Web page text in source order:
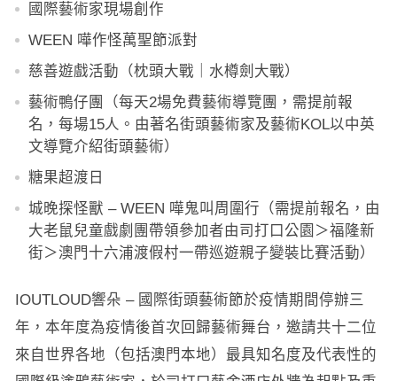
國際藝術家現場創作
WEEN 嘩作怪萬聖節派對
慈善遊戲活動（枕頭大戰｜水樽劍大戰）
藝術鴨仔團（每天2場免費藝術導覽團，需提前報
名，每場15人。由著名街頭藝術家及藝術KOL以中英
文導覽介紹街頭藝術）
糖果超渡日
城晚探怪獸 – WEEN 嘩鬼叫周圍行（需提前報名，由
大老鼠兒童戲劇團帶領參加者由司打口公園＞福隆新
街＞澳門十六浦渡假村一帶巡遊親子變裝比賽活動）
IOUTLOUD響朵 – 國際街頭藝術節於疫情期間停辦三
年，本年度為疫情後首次回歸藝術舞台，邀請共十二位
來自世界各地（包括澳門本地）最具知名度及代表性的